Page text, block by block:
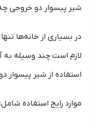
شیر پیسوار دو خروجی
در بسیاری از خانه‌ها
لازم است چند وسیله
استفاده از شیر پیسوار
موارد رایج استفاده شامل: